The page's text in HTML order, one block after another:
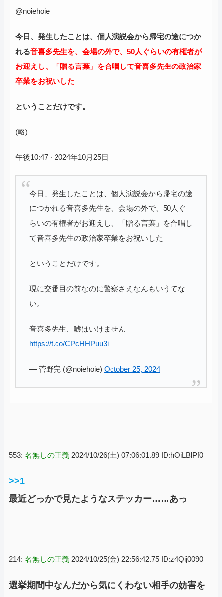
@noiehoie
今日、発生したことは、個人演説会から帰宅の途につか
れる音喜多先生を、会場の外で、50人ぐらいの有権者が
お迎えし、「贈る言葉」を合唱して音喜多先生の政治家
卒業をお祝いした
ということだけです。
(略)
午後10:47 · 2024年10月25日
今日、発生したことは、個人演説会から帰宅の途
につかれる音喜多先生を、会場の外で、50人ぐ
らいの有権者がお迎えし、「贈る言葉」を合唱し
て音喜多先生の政治家卒業をお祝いした
ということだけです。
現に交番目の前なのに警察さえなんもいうてな
い。
音喜多先生、嘘はいけません
https://t.co/CPcHHPuu3i
— 菅野完 (@noiehoie) October 25, 2024
553: 名無しの正義 2024/10/26(土) 07:06:01.89 ID:hOiLBlPf0
>>1
最近どっかで見たようなステッカー……あっ
214: 名無しの正義 2024/10/25(金) 22:56:42.75 ID:z4Qij0090
選挙期間中なんだから気にくわない相手の妨害を